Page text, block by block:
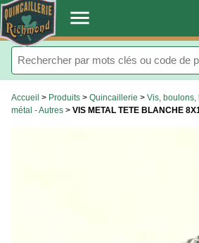
. menu
Accueil > Produits > Quincaillerie > Vis, boulons,
métal - Autres > VIS METAL TETE BLANCHE